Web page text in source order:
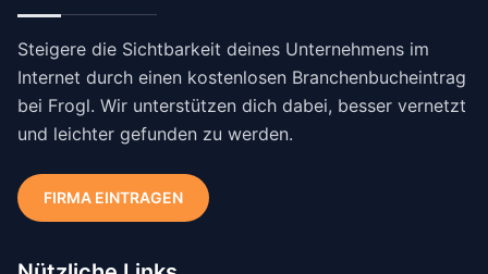
Steigere die Sichtbarkeit deines Unternehmens im
Internet durch einen kostenlosen Branchenbucheintrag
bei Frogl. Wir unterstützen dich dabei, besser vernetzt
und leichter gefunden zu werden.
FIRMA EINTRAGEN